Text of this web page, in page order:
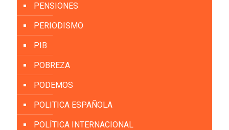
PENSIONES
PERIODISMO
PIB
POBREZA
PODEMOS
POLITICA ESPAÑOLA
POLÍTICA INTERNACIONAL